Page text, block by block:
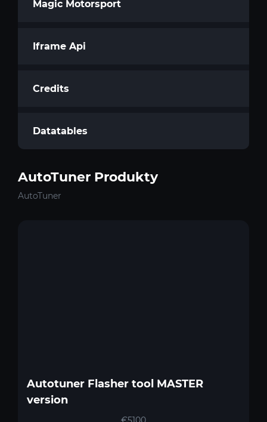
Magic Motorsport
Iframe Api
Credits
Datatables
AutoTuner Produkty
AutoTuner
Autotuner Flasher tool MASTER
version